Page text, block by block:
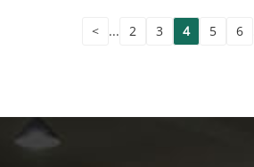
< ... 2 3 4 5 6